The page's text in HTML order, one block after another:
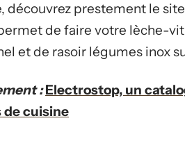
découvrez prestement le
de faire votre lèche-
et de rasoir légumes inox
: Electrostop, un
de cuisine